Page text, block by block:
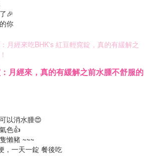
🎉
你
月經來，真的有緩解之前水腫不舒服的
以消水腫😍
色👍
懶豬 ~~~
，一天一錠 餐後吃